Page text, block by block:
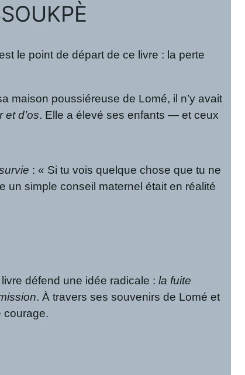
le point de départ de ce livre : la perte
maison poussiéreuse de Lomé, il n’y avait
d’os. Elle a élevé ses enfants — et ceux
: « Si tu vois quelque chose que tu ne
un simple conseil maternel était en réalité
défend une idée radicale :la fuite
. À travers ses souvenirs de Lomé et
courage.